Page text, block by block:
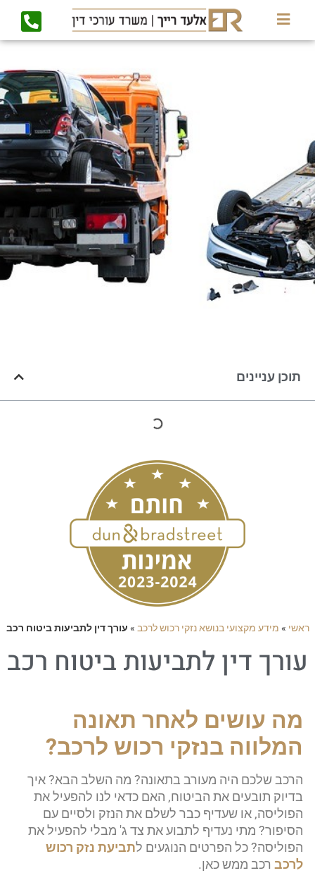
תוכן עניינים
ראשי » מידע מקצועי בנושא נזקי רכוש לרכב » עורך דין לתביעות ביטוח רכב
עורך דין לתביעות ביטוח רכב
מה עושים לאחר תאונה
המלווה בנזקי רכוש לרכב?
הרכב שלכם היה מעורב בתאונה? מה השלב הבא? איך
בדיוק תובעים את הביטוח, האם כדאי לנו להפעיל את
הפוליסה, או שעדיף כבר לשלם את הנזק ולסיים עם
הסיפור? מתי נעדיף לתבוע את צד ג' מבלי להפעיל את
הפוליסה? כל הפרטים הנוגעים לתביעת נזק רכוש
לרכב רכב ממש כאן.